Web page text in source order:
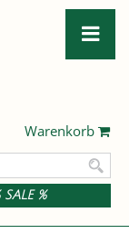
Warenkorb
SALE %